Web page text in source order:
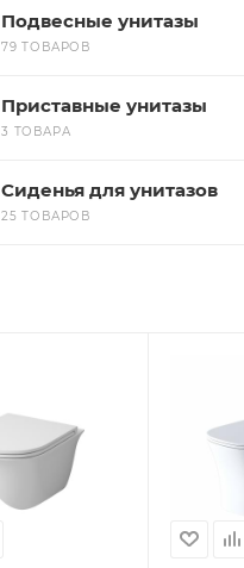
Подвесные унитазы
79 ТОВАРОВ
Приставные унитазы
3 ТОВАРА
Сиденья для унитазов
25 ТОВАРОВ